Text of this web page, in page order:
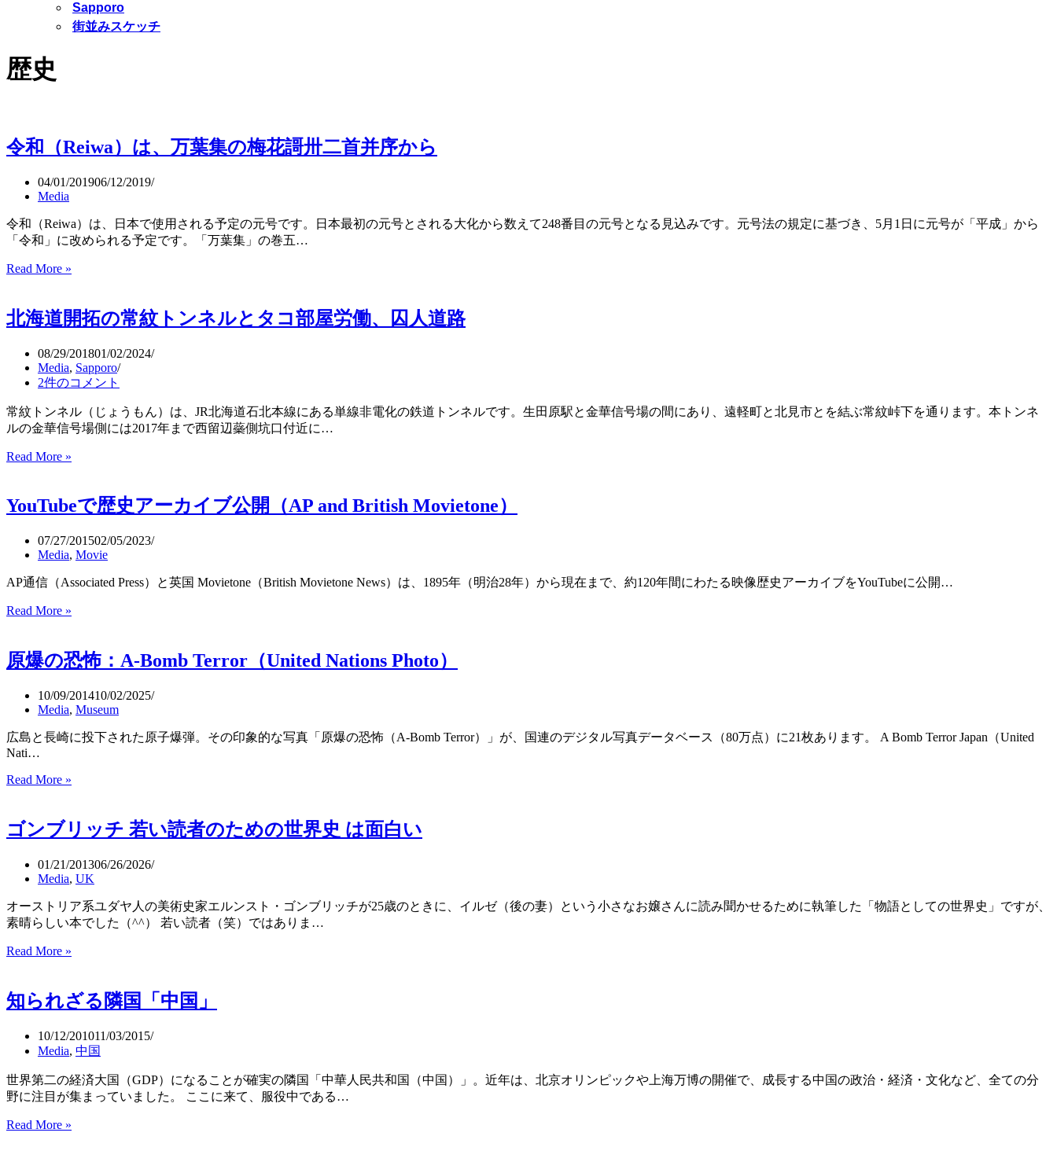
Sapporo
街並みスケッチ
歴史
令和（Reiwa）は、万葉集の梅花謌卅二首并序から
04/01/201906/12/2019
Media
令和（Reiwa）は、日本で使用される予定の元号です。日本最初の元号とされる大化から数えて248番目の元号となる見込みです。元号法の規定に基づき、5月1日に元号が「平成」から
「令和」に改められる予定です。「万葉集」の巻五…
Read More »
は、
葉
集
の
花
謌
二
并
序
ら
北海道開拓の常紋トンネルとタコ部屋労働、囚人道路
08/29/201801/02/2024
Media, Sapporo
2件のコメント
常紋トンネル（じょうもん）は、JR北海道石北本線にある単線非電化の鉄道トンネルです。生田原駅と金華信号場の間にあり、遠軽町と北見市とを結ぶ常紋峠下を通ります。本トンネ
ルの金華信号場側には2017年まで西留辺蘂側坑口付近に…
Read More »
開
の
常
ト
と
タ
部
労
人
路
YouTubeで歴史アーカイブ公開（AP and British Movietone）
07/27/201502/05/2023
Media, Movie
AP通信（Associated Press）と英国 Movietone（British Movietone News）は、1895年（明治28年）から現在まで、約120年間にわたる映像歴史アーカイブをYouTubeに公開…
Read More »
史
ア
ー
カ
ブ
（AP
British
Movietone）
原爆の恐怖：A-Bomb Terror（United Nations Photo）
10/09/201410/02/2025
Media, Museum
広島と長崎に投下された原子爆弾。その印象的な写真「原爆の恐怖（A-Bomb Terror）」が、国連のデジタル写真データベース（80万点）に21枚あります。 A Bomb Terror Japan（United
Nati…
Read More »
恐
A-
Bomb
Nations
Photo）
ゴンブリッチ 若い読者のための世界史 は面白い
01/21/201306/26/2026
Media, UK
オーストリア系ユダヤ人の美術史家エルンスト・ゴンブリッチが25歳のときに、イルゼ（後の妻）という小さなお嬢さんに読み聞かせるために執筆した「物語としての世界史」ですが、
素晴らしい本でした（^^） 若い読者（笑）ではありま…
Read More »
リ
チ
若
読
者
た
知られざる隣国「中国」
10/12/201011/03/2015
Media, 中国
世界第二の経済大国（GDP）になることが確実の隣国「中華人民共和国（中国）」。近年は、北京オリンピックや上海万博の開催で、成長する中国の政治・経済・文化など、全ての分
野に注目が集まっていました。 ここに来て、服役中である…
Read More »